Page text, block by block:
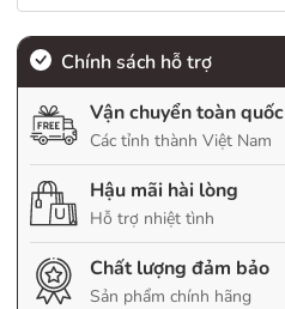
Chính sách hỗ trợ
Vận chuyển toàn quốc
Các tỉnh thành Việt Nam
Hậu mãi hài lòng
Hỗ trợ nhiệt tình
Chất lượng đảm bảo
Sản phẩm chính hãng